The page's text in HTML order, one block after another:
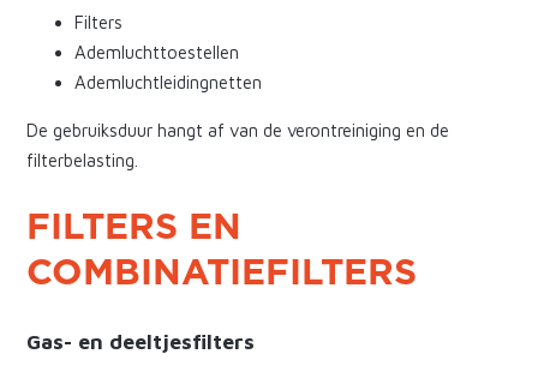
Filters
Ademluchttoestellen
Ademluchtleidingnetten
De gebruiksduur hangt af van de verontreiniging en de
filterbelasting.
FILTERS EN
COMBINATIEFILTERS
Gas- en deeltjesfilters